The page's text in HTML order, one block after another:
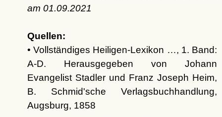
am 01.09.2021
Quellen:
• Vollständiges Heiligen-Lexikon …, 1. Band:
A-D. Herausgegeben von Johann
Evangelist Stadler und Franz Joseph Heim,
B. Schmid'sche Verlagsbuchhandlung,
Augsburg, 1858